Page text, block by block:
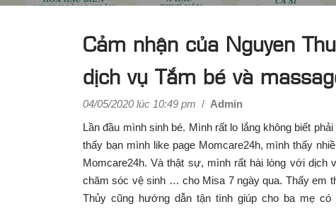
Cảm nhận của Nguyen
dịch vụ Tắm bé và
04/05/2020 lúc 10:49 pm / Admin
Lần đầu mình sinh bé. Mình rất lo lắng không biết
thấy bạn mình like page Momcare24h, mình thấy
Momcare24h. Và thật sự, mình rất hài lòng với dịch
chăm sóc vệ sinh … cho Misa 7 ngày qua. Thấy em
Thủy cũng hướng dẫn tận tình giúp cho ba mẹ